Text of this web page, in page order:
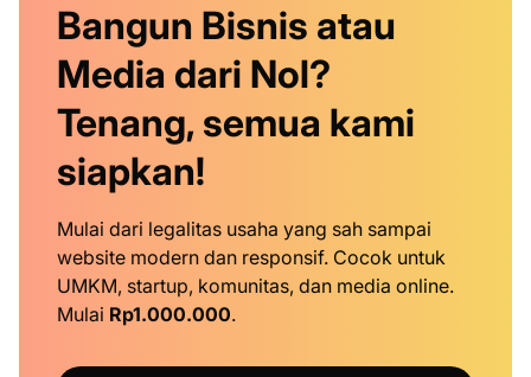
Bangun Bisnis atau
Media dari Nol?
Tenang, semua kami
siapkan!
Mulai dari legalitas usaha yang sah sampai
website modern dan responsif. Cocok untuk
UMKM, startup, komunitas, dan media online.
Mulai Rp1.000.000.